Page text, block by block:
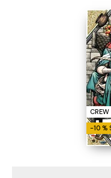
-10 %